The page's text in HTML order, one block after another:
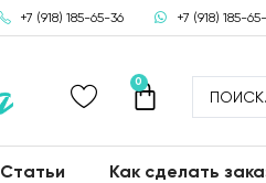
+7 (918) 185-65-36 +7 (918) 185-
0
Статьи Как сделать